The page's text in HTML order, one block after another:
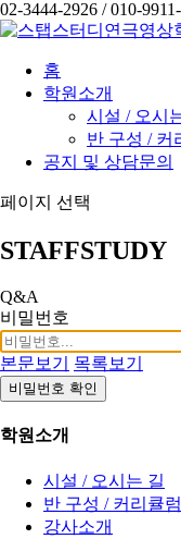
02-3444-2926 / 010-
홈
학원소개
시설 / 오시
반 구성 / 커
공지 및 상담문의
페이지 선택
STAFFSTUDY
Q&A
비밀번호
본문보기 목록보기
비밀번호 확인
학원소개
시설 / 오시는 길
반 구성 / 커리큘럼
강사소개